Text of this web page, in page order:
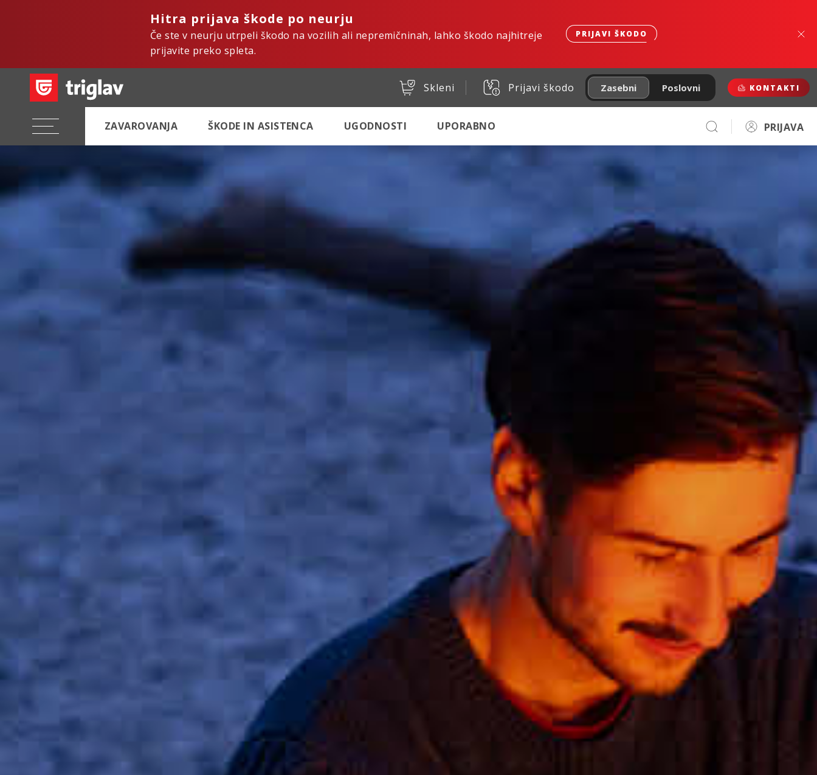
Hitra prijava škode po neurju
Če ste v neurju utrpeli škodo na vozilih ali nepremičninah, lahko škodo najhitreje
prijavite preko spleta.
PRIJAVI ŠKODO
Skleni Prijavi škodo Zasebni Poslovni KONTAKTI
ZAVAROVANJA ŠKODE IN ASISTENCA UGODNOSTI UPORABNO PRIJAVA